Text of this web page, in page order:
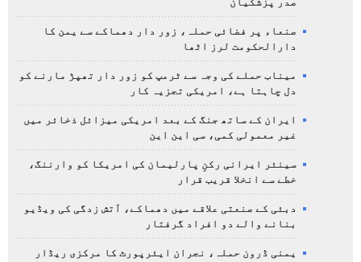
صدر پزشکیان
صنعاء پر فضائی حملہ، زور دار دھماکے سے یمن کا
دارالحکومت لرز اٹھا
میناب حملے کی وجہ سے ٹرمپ کو زور دار تھپڑ مارنے کو
دل چاہتا ہے، امریکی تجزیہ کار
ایران کے ساتھ جنگ کے بعد امریکی میزائل ذخائر میں
غیر معمولی کمی، سی این این
سینئر ایرانی رکنِ پارلیمان کی امریکا کو وارننگ،
خطے سے انخلا قریب قرار
دبئی کے صنعتی علاقے میں دھماکے، آتش زدگی کی ویڈیو
بنانے والے دو افراد گرفتار
یمنی ڈرون حملہ، نجران ایئرپورٹ کا مرکزی ریڈار